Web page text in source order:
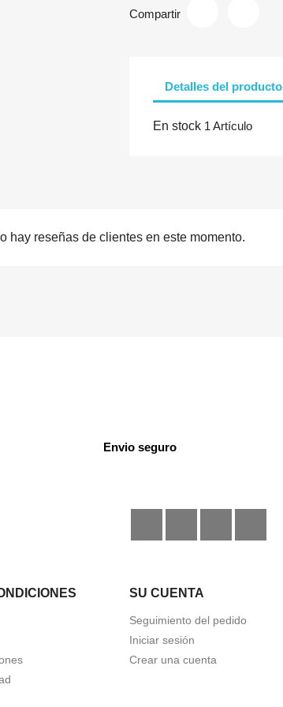
Compartir
Detalles del producto
En stock 1 Artículo
hay reseñas de clientes en este momento.
Envio seguro
SU CUENTA
Seguimiento del pedido
Iniciar sesión
Crear una cuenta